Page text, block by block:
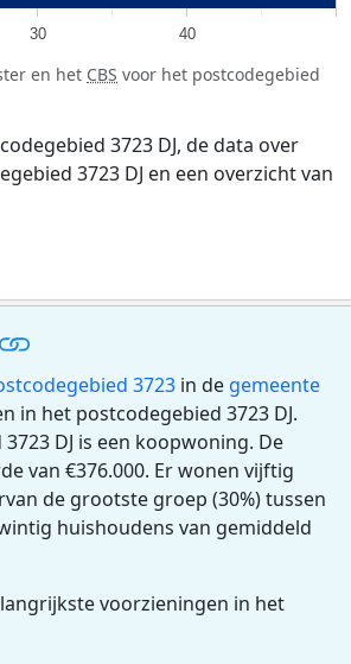
30 40
en het CBS voor het postcodegebied
3723 DJ, de data over
3723 DJ en een overzicht van
3723 in de gemeente
in het postcodegebied 3723 DJ.
DJ is een koopwoning. De
van €376.000. Er wonen vijftig
de grootste groep (30%) tussen
huishoudens van gemiddeld
voorzieningen in het